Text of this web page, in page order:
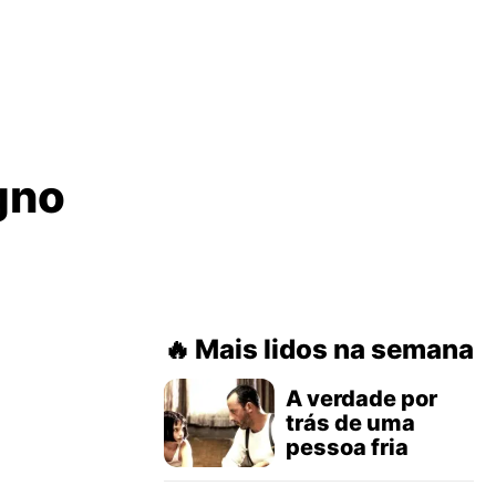
Mais lidos na semana
A verdade por
trás de uma
pessoa fria